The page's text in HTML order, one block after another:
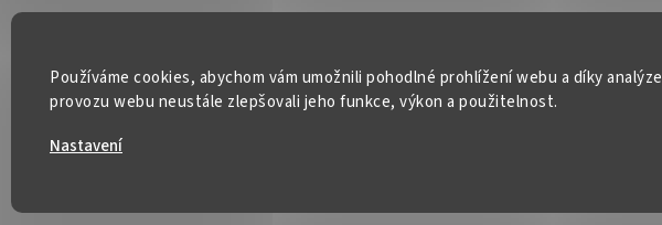
Používáme cookies, abychom vám umožnili pohodlné prohlížení webu a díky analýze
provozu webu neustále zlepšovali jeho funkce, výkon a použitelnost.
Nastavení